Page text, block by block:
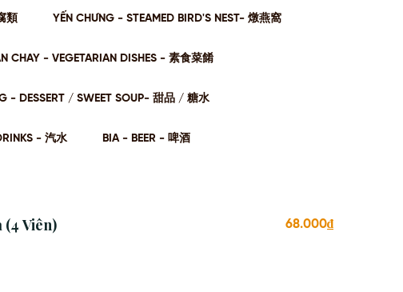
類 YẾN CHƯNG - STEAMED BIRD'S NEST- 燉燕窩
CHAY - VEGETARIAN DISHES - 素⻝菜餚
- DESSERT / SWEET SOUP- 甜品 / 糖⽔
- 汽⽔ BIA - BEER - 啤酒
(4 Viên) 68.000₫